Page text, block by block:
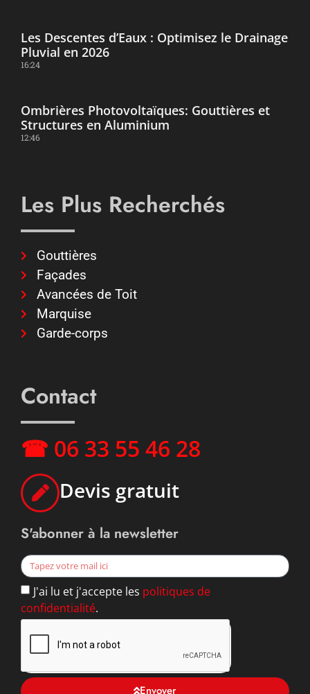
Les Descentes d’Eaux : Optimisez le Drainage
Pluvial en 2026
16:24
Ombrières Photovoltaïques: Gouttières et
Structures en Aluminium
12:46
Les Plus Recherchés
Gouttières
Façades
Avancées de Toit
Marquise
Garde-corps
Contact
☎ 06 33 55 46 28
Devis gratuit
S'abonner à la newsletter
J'ai lu et j'accepte les politiques de
confidentialité.
Envoyer